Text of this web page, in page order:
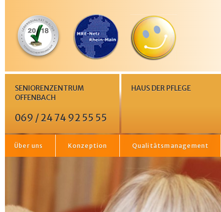
SENIORENZENTRUM
OFFENBACH
069 / 24 74 92 55 55
HAUS DER PFLEGE
Über uns Konzeption Qualitätsmanagement